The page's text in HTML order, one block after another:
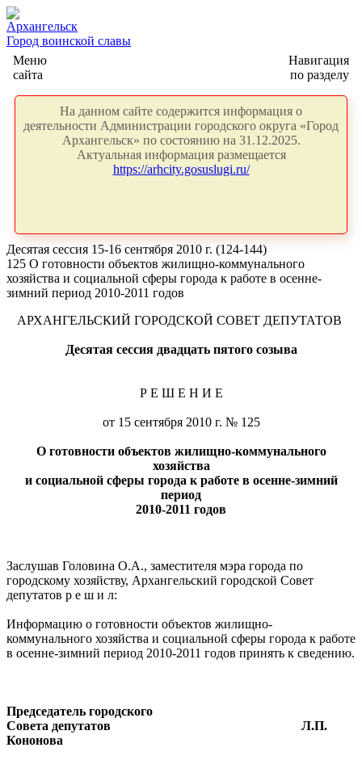
Архангельск
Город воинской славы
Меню
сайта
Навигация
по разделу
На данном сайте содержится информация о
деятельности Администрации городского округа «Город
Архангельск» по состоянию на 31.12.2025.
Актуальная информация размещается
https://arhcity.gosuslugi.ru/
Десятая сессия 15-16 сентября 2010 г. (124-144)
125 О готовности объектов жилищно-коммунального
хозяйства и социальной сферы города к работе в осенне-
зимний период 2010-2011 годов
АРХАНГЕЛЬСКИЙ ГОРОДСКОЙ СОВЕТ ДЕПУТАТОВ
Десятая сессия двадцать пятого созыва
Р Е Ш Е Н И Е
от 15 сентября 2010 г. № 125
О готовности объектов жилищно-коммунального
хозяйства
и социальной сферы города к работе в осенне-зимний
период
2010-2011 годов
Заслушав Головина О.А., заместителя мэра города по
городскому хозяйству, Архангельский городской Совет
депутатов р е ш и л:
Информацию о готовности объектов жилищно-
коммунального хозяйства и социальной сферы города к работе
в осенне-зимний период 2010-2011 годов принять к сведению.
Председатель городского
Совета депутатов Л.П.
Кононова